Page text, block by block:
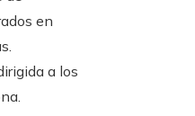
en
a los